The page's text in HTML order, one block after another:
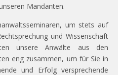
Mandanten.
um stets auf
und Wissenschaft
unsere Anwälte aus den
eng zusammen, um für Sie in
und Erfolg versprechende